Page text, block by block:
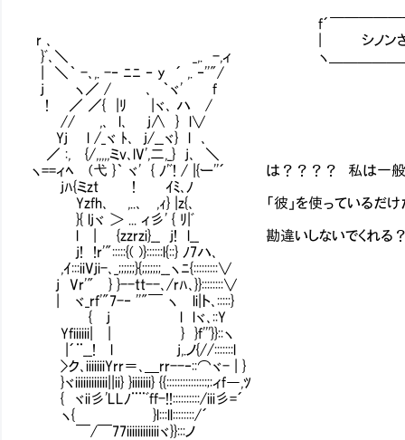
f´￣￣￣￣￣￣￣￣￣￣￣
r ､ | シノンさん……彼
}ﾞ､＼ _,. -,ィ ヽ＿＿＿＿＿＿＿＿＿
| ＼｀ -､,. -‐ ﾆﾆ ‐ y ´ ,. ‐''"/
j ヽ／ / ､ ｀ヾ' f
! ／ ／{ |ﾘ |ヾ､ ハ /
// ,､ l､ j∧ } l∨
Yj l /_ヾ ﾄ､ j/__ヾ} l ､
／ :, {/,,,,,ミv､lV',二,_} j､ ＼
ヽ==ィﾍ (弋 }｀ ヾ' { ﾉ'ﾞ! / |{ー''´ は？？？？ 私は一般
jﾊ{ミzt ! ｲﾐ､ﾉ
Yzfh､ ,..､ ,ｨ} |z{､ 「彼」を使っているだけだ
}{ ljヾ ＞ ... ィ彡' { ﾘ|ﾞ
l | {zzrzi}__ j! l__ 勘違いしないでくれる？
j! !r'":::::{( )}::::::l{::} ﾉ7ハ､
,ｲ:::iiVji-､_;;;;;;}{;;;;;;;__ヽﾆ{:::::::::∨
j Vr'" } }--tt--､/rﾊ､}}::::::::∨
| ヾ_rf'"7-‐ ''"￣ ヽ li|ト､:::::}
{ j l lヾ､::Y
Yfiiiiii| | } }f'''}}::ヽ
|´¨__! l j,.ノ{//:::::::l
>ク､iiiiiiiYrr＝､＿rr--‐::⌒ヾ- | }
}ヾiiiiiiiiiiii||ii} }iiiiiii} {{:::::::::::::::;:ィf―,ﾂ
{ ヾii彡'LLﾉ¨¨ﾞff-!!::::::::::/iii彡=´
ヽ{ }l:::ll::::::::/´
￣/￣77iiiiiiiiiiiiヾ}}:::ノ